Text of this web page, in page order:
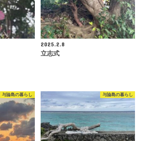
2025.2.8
立志式
与論島の暮らし 与論島の暮らし